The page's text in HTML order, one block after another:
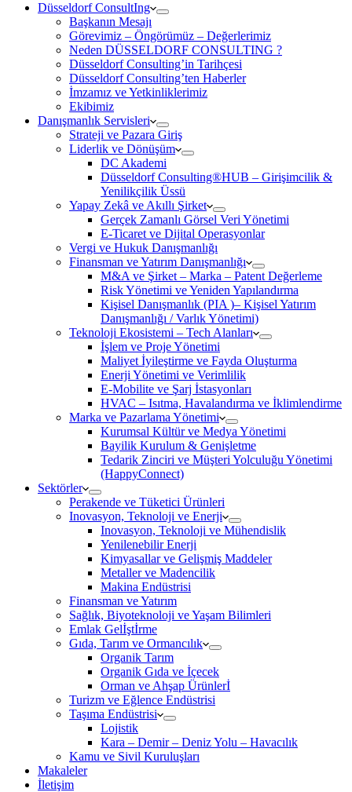
Düsseldorf ConsultIng
Başkanın Mesajı
Görevimiz – Öngörümüz – Değerlerimiz
Neden DÜSSELDORF CONSULTING ?
Düsseldorf Consulting’in Tarihçesi
Düsseldorf Consulting’ten Haberler
İmzamız ve Yetkinliklerimiz
Ekibimiz
Danışmanlık Servisleri
Strateji ve Pazara Giriş
Liderlik ve Dönüşüm
DC Akademi
Düsseldorf Consulting®HUB – Girişimcilik &
Yenilikçilik Üssü
Yapay Zekâ ve Akıllı Şirket
Gerçek Zamanlı Görsel Veri Yönetimi
E-Ticaret ve Dijital Operasyonlar
Vergi ve Hukuk Danışmanlığı
Finansman ve Yatırım Danışmanlığı
M&A ve Şirket – Marka – Patent Değerleme
Risk Yönetimi ve Yeniden Yapılandırma
Kişisel Danışmanlık (PIA )– Kişisel Yatırım
Danışmanlığı / Varlık Yönetimi)
Teknoloji Ekosistemi – Tech Alanları
İşlem ve Proje Yönetimi
Maliyet İyileştirme ve Fayda Oluşturma
Enerji Yönetimi ve Verimlilik
E-Mobilite ve Şarj İstasyonları
HVAC – Isıtma, Havalandırma ve İklimlendirme
Marka ve Pazarlama Yönetimi
Kurumsal Kültür ve Medya Yönetimi
Bayilik Kurulum & Genişletme
Tedarik Zinciri ve Müşteri Yolculuğu Yönetimi
(HappyConnect)
Sektörler
Perakende ve Tüketici Ürünleri
Inovasyon, Teknoloji ve Enerji
Inovasyon, Teknoloji ve Mühendislik
Yenilenebilir Enerji
Kimyasallar ve Gelişmiş Maddeler
Metaller ve Madencilik
Makina Endüstrisi
Finansman ve Yatırım
Sağlık, Biyoteknoloji ve Yaşam Bilimleri
Emlak Gelİştİrme
Gıda, Tarım ve Ormancılık
Organik Tarım
Organik Gıda ve İçecek
Orman ve Ahşap Ürünlerİ
Turizm ve Eğlence Endüstrisi
Taşıma Endüstrisi
Lojistik
Kara – Demir – Deniz Yolu – Havacılık
Kamu ve Sivil Kuruluşları
Makaleler
İletişim